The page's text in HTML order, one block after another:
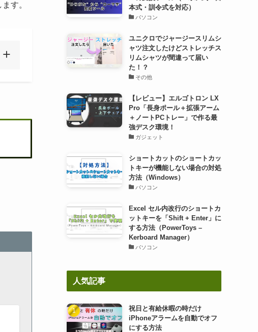
す。
本式・訓令式を対応）
パソコン
ユニクロでジャージースリムシ
ャツ注文したけどストレッチス
リムシャツが間違って届い
た！？
その他
【レビュー】エルゴトロン LX
Pro「長身ポール＋拡張アーム
＋ノートPCトレー」で作る最
強デスク環境！
ガジェット
ショートカットのショートカッ
トキーが機能しない場合の対処
方法（Windows）
パソコン
Excel セル内改行のショートカ
ットキーを「Shift + Enter」に
する方法（PowerToys –
Kerboard Manager）
パソコン
人気記事
祝日と有給休暇の時だけ
iPhoneアラームを自動でオフ
にする方法